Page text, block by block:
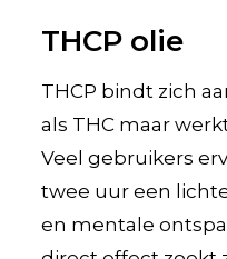
THCP olie
THCP bindt zich
als THC maar
Veel gebruikers
twee uur een
en mentale